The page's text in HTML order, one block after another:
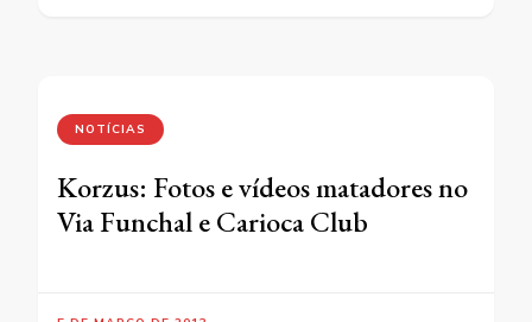
NOTÍCIAS
Korzus: Fotos e vídeos matadores no
Via Funchal e Carioca Club